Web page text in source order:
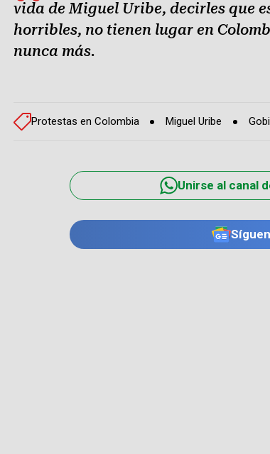
vida de Miguel Uribe, decirles que
horribles, no tienen lugar en
nunca más.
Protestas en Colombia Miguel Uribe
Unirse al canal